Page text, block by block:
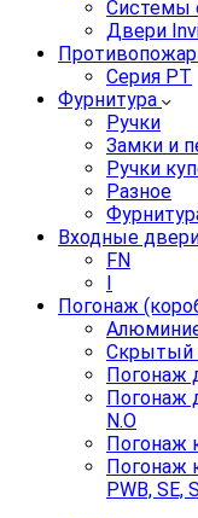
Системы
Двери
Серия PT
Фурнитура
Ручки
Замки и
Ручки
Разное
Входные
FN
I
Погонаж
Скрытый
Погонаж
Погонаж
N.O
Погонаж
Погонаж
PWB, SE,